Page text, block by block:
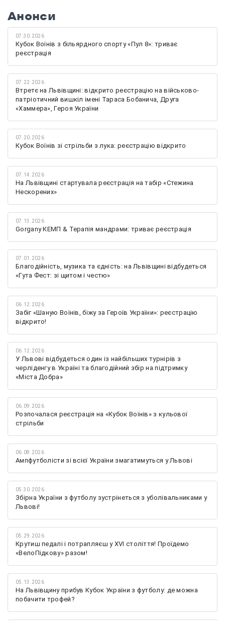
Анонси
07.30.2026
Кубок Воїнів з більярдного спорту «Пул 8»: триває
реєстрація
07.22.2026
Втретє на Львівщині: відкрито реєстрацію на військово-
патріотичний вишкіл імені Тараса Бобанича, Друга
«Хаммера», Героя України
07.20.2026
Кубок Воїнів зі стрільби з лука: реєстрацію відкрито
07.14.2026
На Львівщині стартувала реєстрація на табір «Стежина
Нескорених»
07.13.2026
Gorgany КЕМП & Терапія мандрами: триває реєстрація
07.01.2026
Благодійність, музика та єдність: на Львівщині відбудеться
«Гута Фест: зі щитом і честю»
06.12.2026
Забіг «Шаную Воїнів, біжу за Героїв України»: реєстрацію
відкрито!
06.12.2026
У Львові відбудеться один із найбільших турнірів з
черліденгу в Україні та благодійний збір на підтримку
«Міста Добра»
06.09.2026
Розпочалася реєстрація на «Кубок Воїнів» з кульової
стрільби
06.08.2026
Ампфутболісти зі всієї України змагатимуться у Львові
05.30.2026
Збірна України з футболу зустрінеться з уболівальниками у
Львові!
05.29.2026
Крутиш педалі і потрапляєш у XVI століття! Проїдемо
«ВелоПідкову» разом!
05.13.2026
На Львівщину прибув Кубок України з футболу: де можна
побачити трофей?